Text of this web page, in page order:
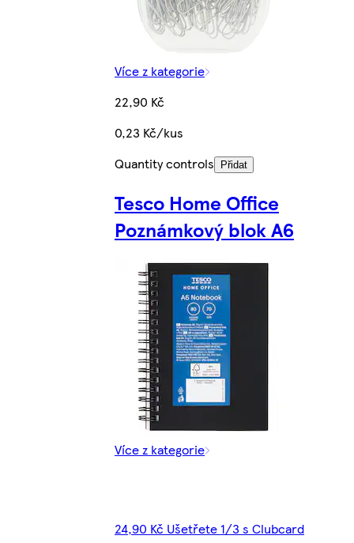
Více z kategorie
22,90 Kč
0,23 Kč/kus
Quantity controls
Přidat
Tesco Home Office
Poznámkový blok A6
Více z kategorie
24,90 Kč Ušetřete 1/3 s Clubcard